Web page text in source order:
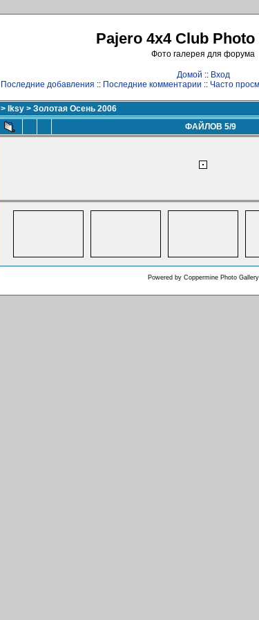
Pajero 4x4 Club
Фото галерея для форума
Домой :: Вход
Последние добавления :: Последние комментарии :: Часто
> Iksy > Золотая Осень 2006
ФАЙЛОВ 5/9
Powered by Coppermine Photo Gallery